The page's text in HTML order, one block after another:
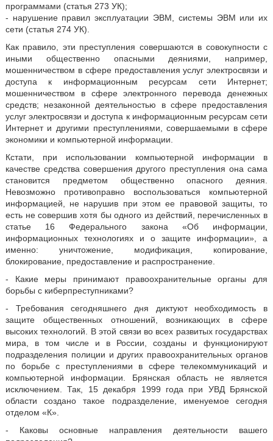
программами (статья 273 УК);
- нарушение правил эксплуатации ЭВМ, системы ЭВМ или их
сети (статья 274 УК).
Как правило, эти преступления совершаются в совокупности с
иными общественно опасными деяниями, например,
мошенничеством в сфере предоставления услуг электросвязи и
доступа к информационным ресурсам сети Интернет;
мошенничеством в сфере электронного перевода денежных
средств; незаконной деятельностью в сфере предоставления
услуг электросвязи и доступа к информационным ресурсам сети
Интернет и другими преступлениями, совершаемыми в сфере
экономики и компьютерной информации.
Кстати, при использовании компьютерной информации в
качестве средства совершения другого преступления она сама
становится предметом общественно опасного деяния.
Невозможно противоправно воспользоваться компьютерной
информацией, не нарушив при этом ее правовой защиты, то
есть не совершив хотя бы одного из действий, перечисленных в
статье 16 Федерального закона «Об информации,
информационных технологиях и о защите информации», а
именно: уничтожение, модификация, копирование,
блокирование, предоставление и распространение.
- Какие меры принимают правоохранительные органы для
борьбы с киберпреступниками?
- Требования сегодняшнего дня диктуют необходимость в
защите общественных отношений, возникающих в сфере
высоких технологий. В этой связи во всех развитых государствах
мира, в том числе и в России, созданы и функционируют
подразделения полиции и других правоохранительных органов
по борьбе с преступлениями в сфере телекоммуникаций и
компьютерной информации. Брянская область не является
исключением. Так, 15 декабря 1999 года при УВД Брянской
области создано такое подразделение, именуемое сегодня
отделом «К».
- Каковы основные направления деятельности вашего